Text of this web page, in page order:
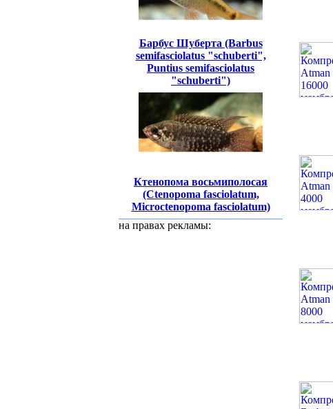
Барбус Шуберта (Barbus
semifasciolatus "schuberti",
Puntius semifasciolatus
"schuberti")
Ктенопома восьмиполосая
(Ctenopoma fasciolatum,
Microctenopoma fasciolatum)
на правах рекламы: